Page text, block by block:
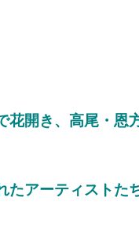
花開き、 高尾・恩
アーティストた